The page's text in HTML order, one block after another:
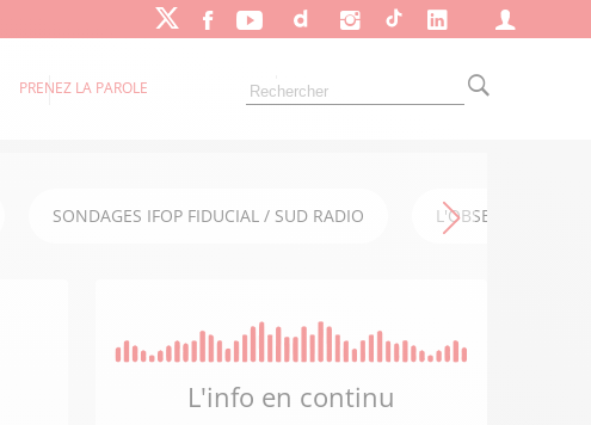
PRENEZ LA PAROLE
SONDAGES IFOP FIDUCIAL / SUD RADIO L'OBSERVATOIRE
L'info en continu